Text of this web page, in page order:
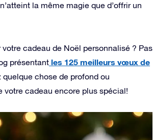
la même magie que d’offrir un
cadeau de Noël personnalisé ? Pas
présentant les 125 meilleurs vœux de
chose de profond ou
votre cadeau encore plus spécial!